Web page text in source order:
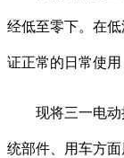
经低至零下。在
证正常的日常使用
现将三一电动
统部件、用车方